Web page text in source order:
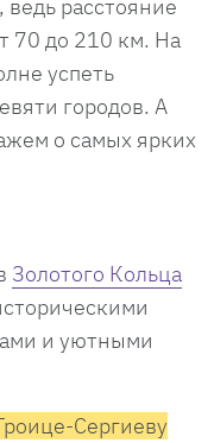
расстояние
70 до 210 км. На
успеть
городов. А
о самых ярких
Золотого Кольца
и уютными
Сергиеву